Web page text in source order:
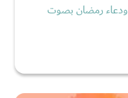
كلمات عن شهر رمضان 2026 ودعاء رمضان بصوت